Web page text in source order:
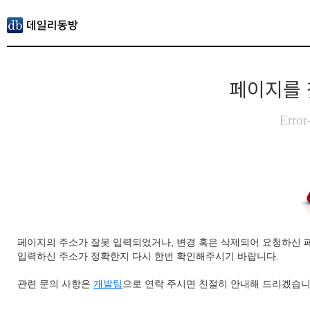
페이지를
페이지의 주소가 잘못 입력되었거나, 변경 혹은 삭제되어 요청하신
입력하신 주소가 정확한지 다시 한번 확인해주시기 바랍니다.
관련 문의 사항은 개발팀 으로 연락 주시면 친절히 안내해 드리겠습